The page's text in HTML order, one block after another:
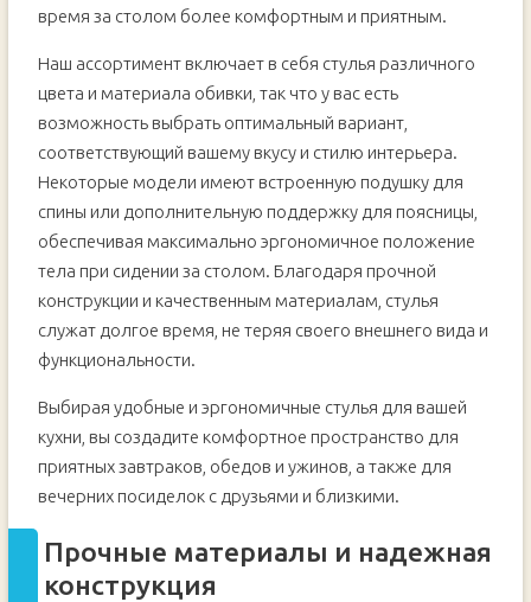
время за столом более комфортным и приятным.
Наш ассортимент включает в себя стулья различного
цвета и материала обивки, так что у вас есть
возможность выбрать оптимальный вариант,
соответствующий вашему вкусу и стилю интерьера.
Некоторые модели имеют встроенную подушку для
спины или дополнительную поддержку для поясницы,
обеспечивая максимально эргономичное положение
тела при сидении за столом. Благодаря прочной
конструкции и качественным материалам, стулья
служат долгое время, не теряя своего внешнего вида и
функциональности.
Выбирая удобные и эргономичные стулья для вашей
кухни, вы создадите комфортное пространство для
приятных завтраков, обедов и ужинов, а также для
вечерних посиделок с друзьями и близкими.
Прочные материалы и надежная
конструкция